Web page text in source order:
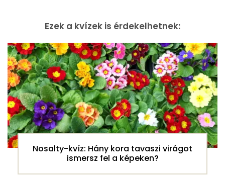
Ezek a kvízek is érdekelhetnek:
Nosalty-kvíz: Hány kora tavaszi virágot
ismersz fel a képeken?